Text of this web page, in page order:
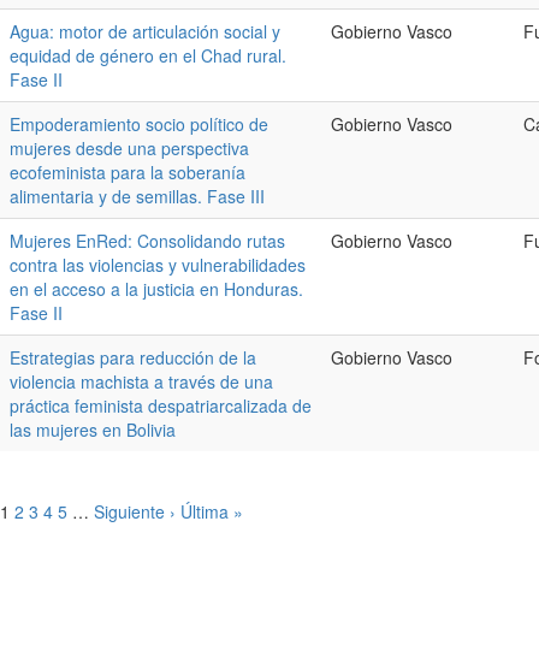
Agua: motor de articulación social y
equidad de género en el Chad rural.
Fase II
Gobierno Vasco
Empoderamiento socio político de
mujeres desde una perspectiva
ecofeminista para la soberanía
alimentaria y de semillas. Fase III
Gobierno Vasco
Mujeres EnRed: Consolidando rutas
contra las violencias y vulnerabilidades
en el acceso a la justicia en Honduras.
Fase II
Gobierno Vasco
Estrategias para reducción de la
violencia machista a través de una
práctica feminista despatriarcalizada de
las mujeres en Bolivia
Gobierno Vasco
1 2 3 4 5 … Siguiente › Última »